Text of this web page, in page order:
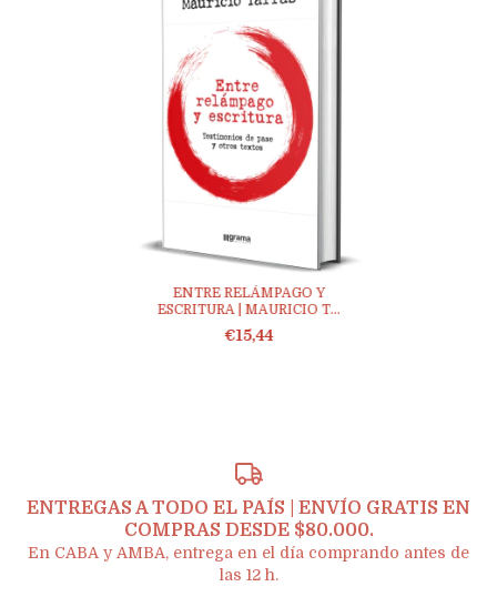
ENTRE RELÁMPAGO Y
ESCRITURA | MAURICIO T...
€15,44
ENTREGAS A TODO EL PAÍS | ENVÍO GRATIS EN
COMPRAS DESDE $80.000.
En CABA y AMBA, entrega en el día comprando antes de
las 12 h.